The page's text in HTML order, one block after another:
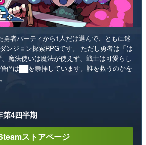
勇者パーティから1人だけ選んで、ともに迷
ンジョン探索RPGです。 ただし勇者は「は
魔法使いは魔法が使えず、戦士は可愛らし
侶は██を崇拝しています。誰を救うのかを
第4四半期
ストアページ